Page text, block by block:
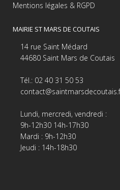
Mentions légales & RGPD
MAIRIE ST MARS DE COUTAIS
14 rue Saint Médard
44680 Saint Mars de Coutais
Tél.: 02 40 31 50 53
Lundi, mercredi, vendredi :
9h-12h30 14h-17h30
Mardi : 9h-12h30
Jeudi : 14h-18h30